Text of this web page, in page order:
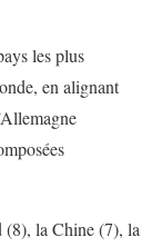
les plus
en alignant
(8), la Chine (7), la